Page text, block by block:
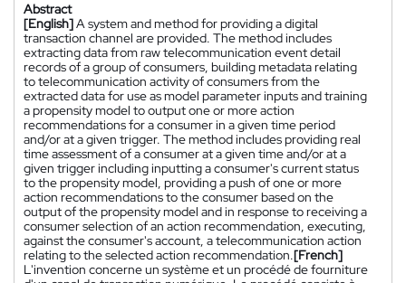
Abstract
[English]A system and method for providing a digital
transaction channel are provided. The method includes
extracting data from raw telecommunication event detail
records of a group of consumers, building metadata relating
to telecommunication activity of consumers from the
extracted data for use as model parameter inputs and training
a propensity model to output one or more action
recommendations for a consumer in a given time period
and/or at a given trigger. The method includes providing real
time assessment of a consumer at a given time and/or at a
given trigger including inputting a consumer's current status
to the propensity model, providing a push of one or more
action recommendations to the consumer based on the
output of the propensity model and in response to receiving a
consumer selection of an action recommendation, executing,
against the consumer's account, a telecommunication action
relating to the selected action recommendation.[French]
L'invention concerne un système et un procédé de fourniture